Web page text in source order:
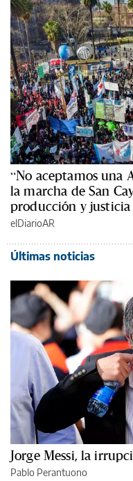
“No aceptamos una
la marcha de San
producción y justicia
elDiarioAR
Últimas noticias
Jorge Messi, la
Pablo Perantuono